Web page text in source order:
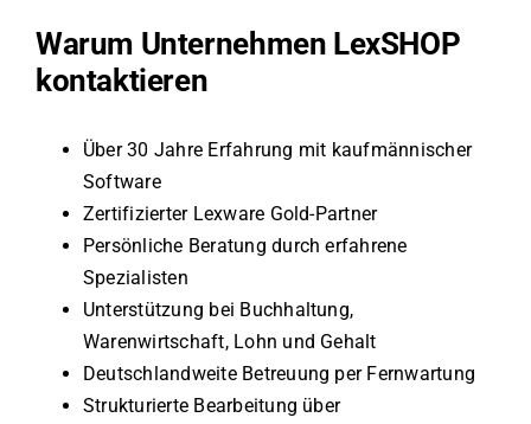
Warum Unternehmen LexSHOP
kontaktieren
Über 30 Jahre Erfahrung mit kaufmännischer
Software
Zertifizierter Lexware Gold-Partner
Persönliche Beratung durch erfahrene
Spezialisten
Unterstützung bei Buchhaltung,
Warenwirtschaft, Lohn und Gehalt
Deutschlandweite Betreuung per Fernwartung
Strukturierte Bearbeitung über